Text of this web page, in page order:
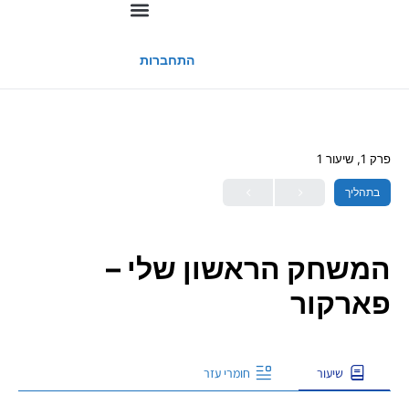
התחברות
פרק 1, שיעור 1
בתהליך
המשחק הראשון שלי –
פארקור
שיעור חומרי עזר